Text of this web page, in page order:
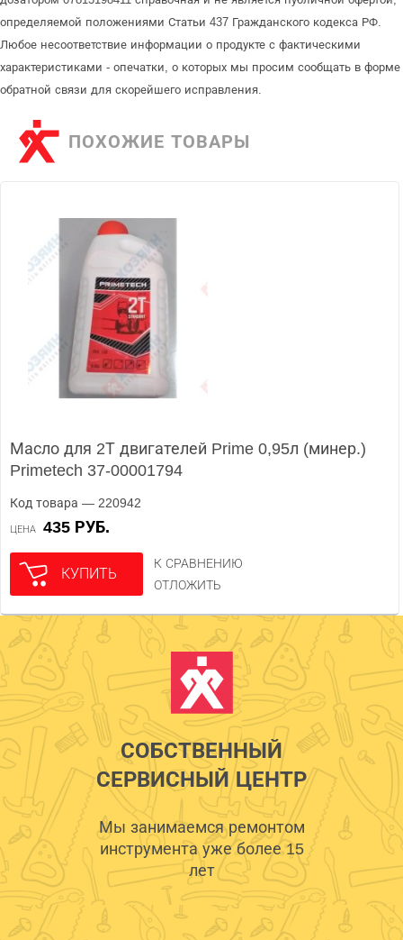
определяемой положениями Статьи 437 Гражданского кодекса РФ.
Любое несоответствие информации о продукте с фактическими
характеристиками - опечатки, о которых мы просим сообщать в форме
обратной связи для скорейшего исправления.
ПОХОЖИЕ ТОВАРЫ
Масло для 2Т двигателей Prime 0,95л (минер.)
Primetech 37-00001794
Код товара — 220942
ЦЕНА 435 РУБ.
КУПИТЬ
К СРАВНЕНИЮ
ОТЛОЖИТЬ
СОБСТВЕННЫЙ
СЕРВИСНЫЙ ЦЕНТР
Мы занимаемся ремонтом
инструмента уже более 15
лет